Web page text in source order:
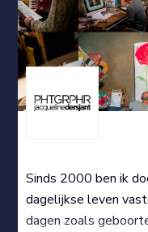
Sinds 2000 ben ik
dagelijkse leven
dagen zoals